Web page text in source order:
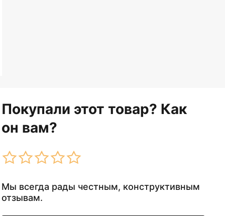
Покупали этот товар? Как
он вам?
Мы всегда рады честным, конструктивным
отзывам.